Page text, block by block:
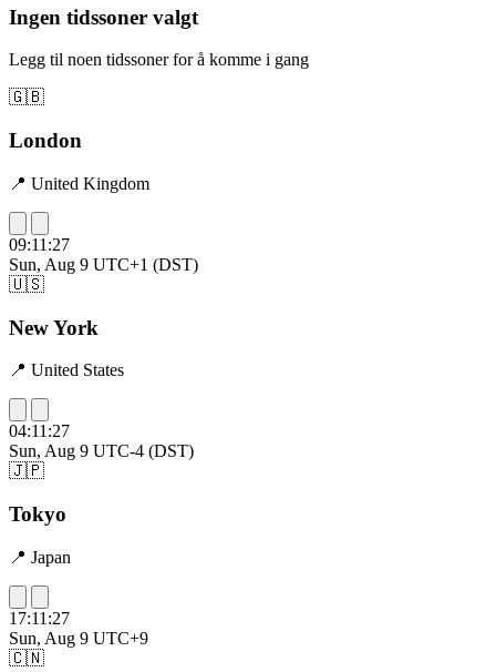
Ingen tidssoner valgt
Legg til noen tidssoner for å komme i gang
🇬🇧
London
📍 United Kingdom
09:11:28
Sun, Aug 9 UTC+1 (DST)
🇺🇸
New York
📍 United States
04:11:28
Sun, Aug 9 UTC-4 (DST)
🇯🇵
Tokyo
📍 Japan
17:11:28
Sun, Aug 9 UTC+9
🇨🇳